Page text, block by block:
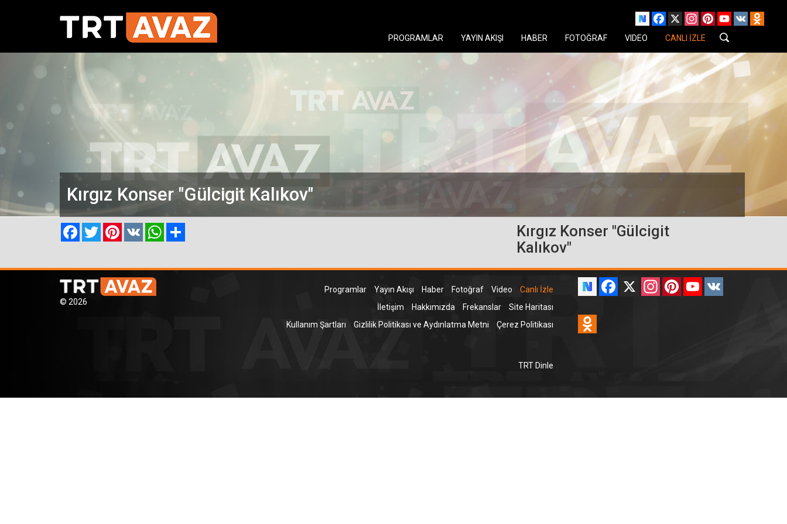
Facebook
X Instagram
PinterestYouTube
VK
PROGRAMLAR YAYIN AKIŞI HABER FOTOĞRAF VIDEO CANLI İZLE
Kırgız Konser "Gülcigit Kalıkov"
FacebookTwitterPinterest
VK WhatsApp
Kırgız Konser "Gülcigit
Kalıkov"
© 2026
Programlar Yayın Akışı Haber Fotoğraf Video
Canlı İzle
İletişim
Hakkımızda Frekanslar
Site Haritası
Kullanım Şartları
Gizlilik Politikası ve Aydınlatma Metni Çerez Politikası
Facebook
X InstagramPinterestYouTube
TRT Dinle